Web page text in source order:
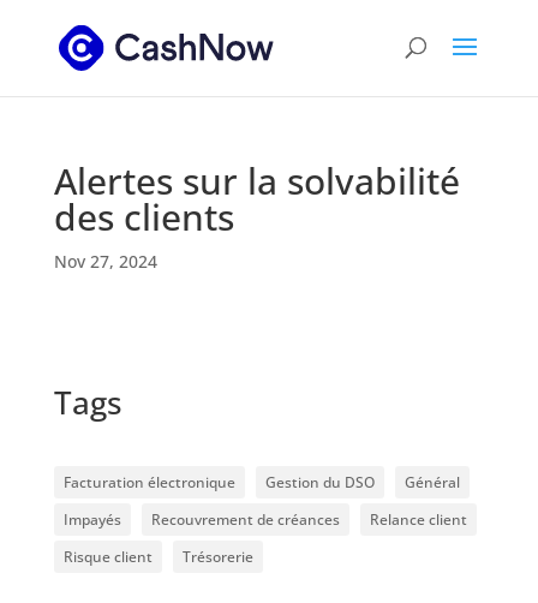
Alertes sur la solvabilité
des clients
Nov 27, 2024
Tags
Facturation électronique Gestion du DSO
Général
Impayés
Recouvrement de créances
Relance client
Risque client
Trésorerie